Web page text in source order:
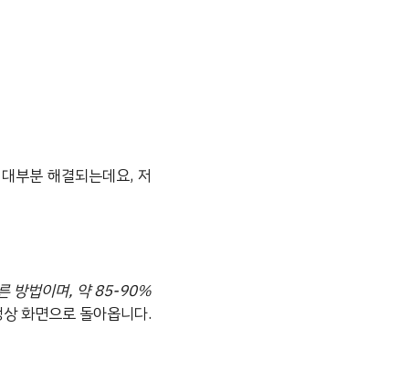
부분 해결되는데요, 저
방법이며, 약 85-90%
화면으로 돌아옵니다.